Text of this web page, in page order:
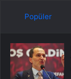
Popüler